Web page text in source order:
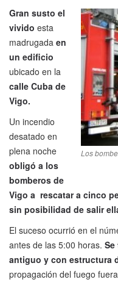
Los
Gran susto el
vivido esta
madrugada en
un edificio
ubicado en la
calle Cuba de
Vigo.
Un incendio
desatado en
plena noche
obligó a los
bomberos de
Vigo a rescatar a cinco
sin posibilidad de salir
El suceso ocurrió en el
antes de las 5:00 horas.
antiguo y con estructura
propagación del fuego